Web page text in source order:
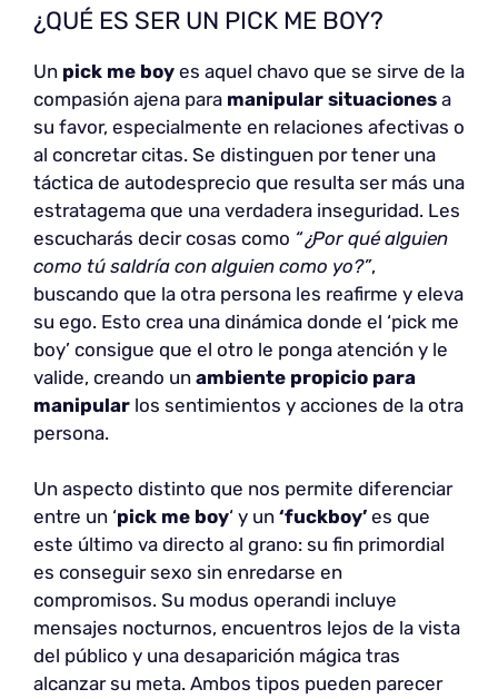
¿QUÉ ES SER UN PICK ME BOY?
Un pick me boy es aquel chavo que se sirve de la
compasión ajena para manipular situaciones a
su favor, especialmente en relaciones afectivas o
al concretar citas. Se distinguen por tener una
táctica de autodesprecio que resulta ser más una
estratagema que una verdadera inseguridad. Les
escucharás decir cosas como “¿Por qué alguien
como tú saldría con alguien como yo?”,
buscando que la otra persona les reafirme y eleva
su ego. Esto crea una dinámica donde el ‘pick me
boy’ consigue que el otro le ponga atención y le
valide, creando un ambiente propicio para
manipular los sentimientos y acciones de la otra
persona.
Un aspecto distinto que nos permite diferenciar
entre un ‘pick me boy‘ y un ‘fuckboy’ es que
este último va directo al grano: su fin primordial
es conseguir sexo sin enredarse en
compromisos. Su modus operandi incluye
mensajes nocturnos, encuentros lejos de la vista
del público y una desaparición mágica tras
alcanzar su meta. Ambos tipos pueden parecer